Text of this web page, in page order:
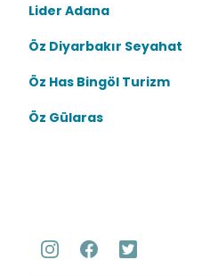
Lider Adana
Öz Diyarbakır Seyahat
Öz Has Bingöl Turizm
Öz Gülaras